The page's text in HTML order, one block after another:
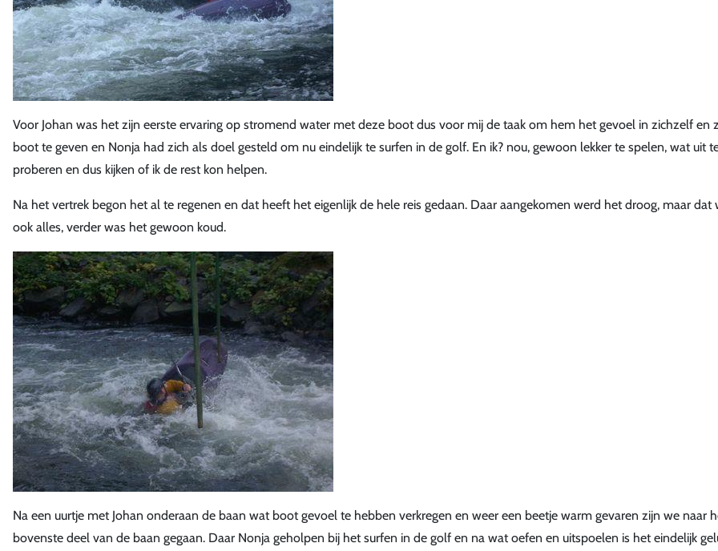
Voor Johan was het zijn eerste ervaring op stromend water met deze boot dus voor mij de taak om hem het gevoel in zichzelf en
boot te geven en Nonja had zich als doel gesteld om nu eindelijk te surfen in de golf. En ik? nou, gewoon lekker te spelen, wat uit
proberen en dus kijken of ik de rest kon helpen.
Na het vertrek begon het al te regenen en dat heeft het eigenlijk de hele reis gedaan. Daar aangekomen werd het droog, maar dat
ook alles, verder was het gewoon koud.
Na een uurtje met Johan onderaan de baan wat boot gevoel te hebben verkregen en weer een beetje warm gevaren zijn we naar
bovenste deel van de baan gegaan. Daar Nonja geholpen bij het surfen in de golf en na wat oefen en uitspoelen is het eindelijk